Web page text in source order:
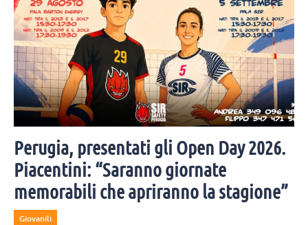
Perugia, presentati gli Open Day 2026.
Piacentini: “Saranno giornate
memorabili che apriranno la stagione”
Giovanili